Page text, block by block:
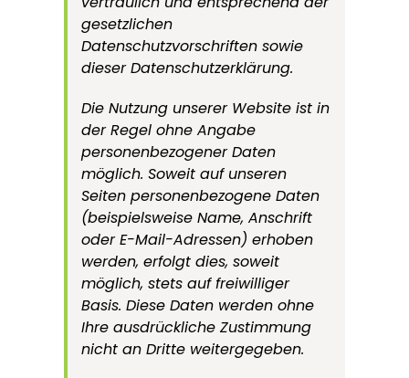
gesetzlichen
Datenschutzvorschriften sowie
dieser Datenschutzerklärung.
Die Nutzung unserer Website ist in
der Regel ohne Angabe
personenbezogener Daten
möglich. Soweit auf unseren
Seiten personenbezogene Daten
(beispielsweise Name, Anschrift
oder E-Mail-Adressen) erhoben
werden, erfolgt dies, soweit
möglich, stets auf freiwilliger
Basis. Diese Daten werden ohne
Ihre ausdrückliche Zustimmung
nicht an Dritte weitergegeben.